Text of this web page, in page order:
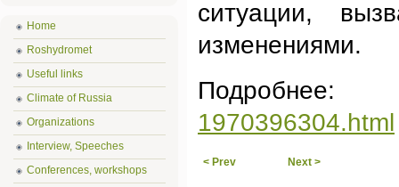
ситуации,
изменениями.
1970396304.html
< Prev Next >
Home
Roshydromet
Useful links
Climate of Russia
Organizations
Interview, Speeches
Conferences, workshops